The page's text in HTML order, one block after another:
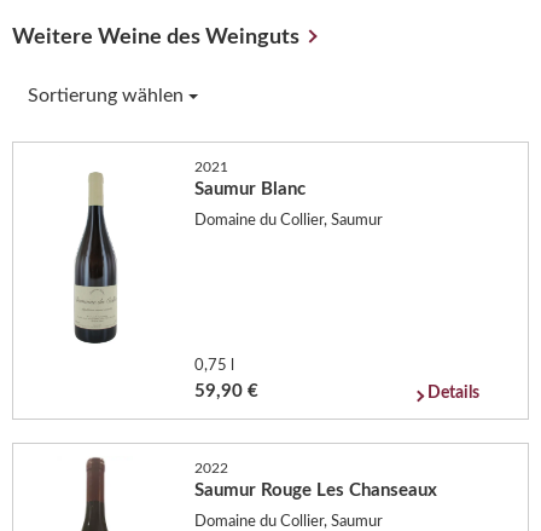
Weitere Weine des Weinguts
Sortierung wählen
2021
Saumur Blanc
Domaine du Collier, Saumur
0,75 l
59,90 € Details
2022
Saumur Rouge Les Chanseaux
Domaine du Collier, Saumur